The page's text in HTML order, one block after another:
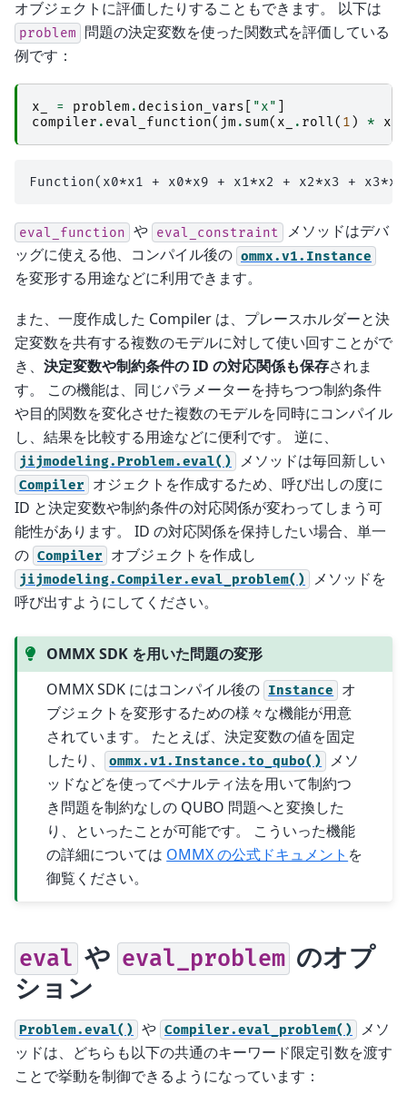
オブジェクトに評価したりすることもできます。 以下は
problem
問題の決定変数を使った関数式を評価している
例です：
x_ = problem . decision_vars "x"
compiler . eval_function( jm . sum( x_ . roll( 1 ) * x_
eval_function や eval_constraint
メソッドはデバ
ッグに使える他、コンパイル後の ommx.v1.Instance
を変形する用途などに利用できます。
また、一度作成した Compiler は、プレースホルダーと決
定変数を共有する複数のモデルに対して使い回すことがで
き、 決定変数や制約条件の ID の対応関係も保存されま
す。 この機能は、同じパラメーターを持ちつつ制約条件
や目的関数を変化させた複数のモデルを同時にコンパイル
し、結果を比較する用途などに便利です。 逆に、
jijmodeling.Problem.eval() メソッドは毎回新しい
Compiler
オジェクトを作成するため、呼び出しの度に
ID と決定変数や制約条件の対応関係が変わってしまう可
能性があります。 ID の対応関係を保持したい場合、単一
の Compiler オブジェクトを作成し
jijmodeling.Compiler.eval_problem()
メソッドを
呼び出すようにしてください。
OMMX SDK を用いた問題の変形
OMMX SDK にはコンパイル後の Instance
オ
ブジェクトを変形するための様々な機能が用意
されています。 たとえば、決定変数の値を固定
したり、
ommx.v1.Instance.to_qubo()
メソ
ッドなどを使ってペナルティ法を用いて制約つ
き問題を制約なしの QUBO 問題へと変換した
り、といったことが可能です。 こういった機能
の詳細については OMMX の公式ドキュメント を
御覧ください。
eval や eval_problem のオプ
ション
Problem.eval() や Compiler.eval_problem()
メソ
ッドは、どちらも以下の共通のキーワード限定引数を渡す
ことで挙動を制御できるようになっています：